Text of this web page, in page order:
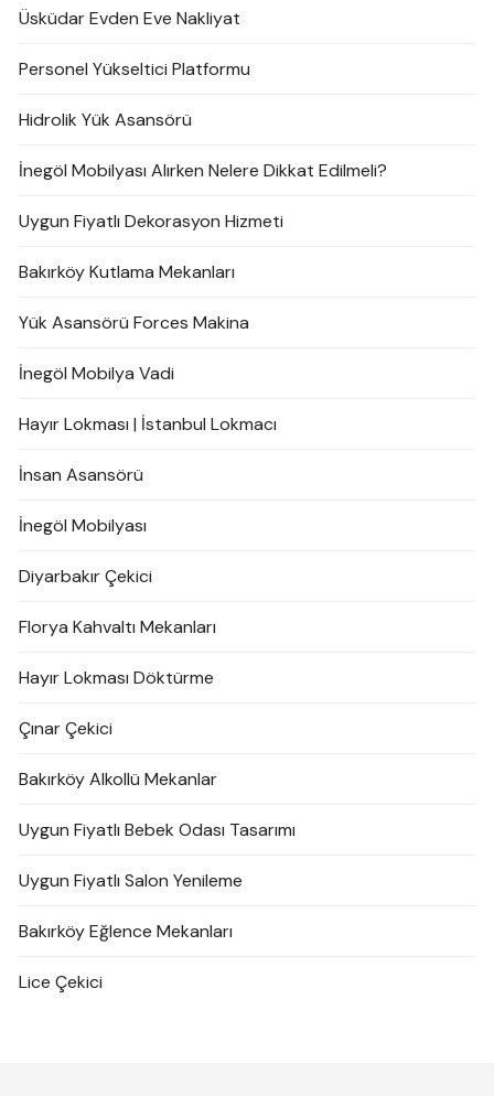
Üsküdar Evden Eve Nakliyat
Personel Yükseltici Platformu
Hidrolik Yük Asansörü
İnegöl Mobilyası Alırken Nelere Dikkat Edilmeli?
Uygun Fiyatlı Dekorasyon Hizmeti
Bakırköy Kutlama Mekanları
Yük Asansörü Forces Makina
İnegöl Mobilya Vadi
Hayır Lokması | İstanbul Lokmacı
İnsan Asansörü
İnegöl Mobilyası
Diyarbakır Çekici
Florya Kahvaltı Mekanları
Hayır Lokması Döktürme
Çınar Çekici
Bakırköy Alkollü Mekanlar
Uygun Fiyatlı Bebek Odası Tasarımı
Uygun Fiyatlı Salon Yenileme
Bakırköy Eğlence Mekanları
Lice Çekici